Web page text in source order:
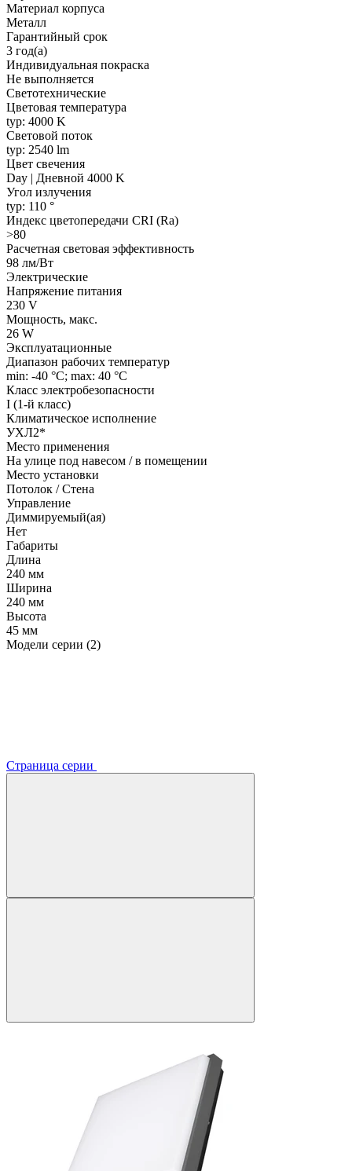
Материал корпуса
Металл
Гарантийный срок
3 год(а)
Индивидуальная покраска
Не выполняется
Светотехнические
Цветовая температура
typ: 4000 K
Световой поток
typ: 2540 lm
Цвет свечения
Day | Дневной 4000 K
Угол излучения
typ: 110 °
Индекс цветопередачи CRI (Ra)
>80
Расчетная световая эффективность
98 лм/Вт
Электрические
Напряжение питания
230 V
Мощность, макс.
26 W
Эксплуатационные
Диапазон рабочих температур
min: -40 °C; max: 40 °C
Класс электробезопасности
I (1-й класс)
Климатическое исполнение
УХЛ2*
Место применения
На улице под навесом / в помещении
Место установки
Потолок / Cтена
Управление
Диммируемый(ая)
Нет
Габариты
Длина
240 мм
Ширина
240 мм
Высота
45 мм
Модели серии (2)
Страница серии